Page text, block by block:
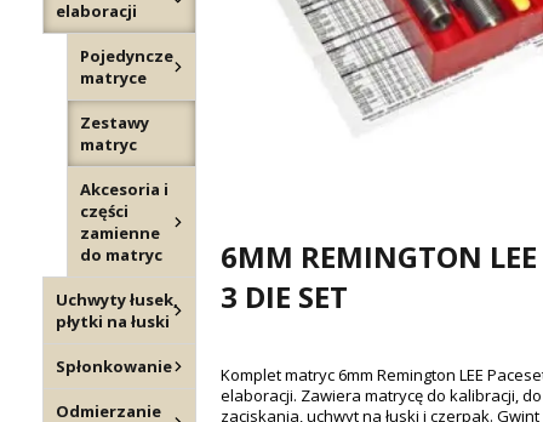
elaboracji
Pojedyncze
matryce
Zestawy
matryc
Akcesoria i
części
zamienne
do matryc
Uchwyty łusek,
płytki na łuski
Spłonkowanie
Odmierzanie
6MM REMINGTON LEE
3 DIE SET
Komplet matryc 6mm Remington LEE
elaboracji. Zawiera matrycę do kalibracji,
zaciskania, uchwyt na łuski i czerpak.